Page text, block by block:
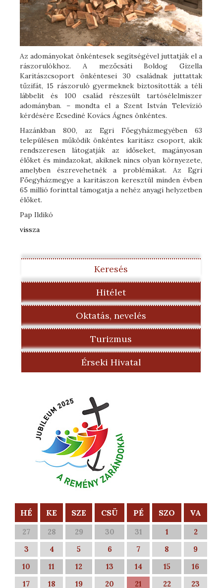
Az adományokat önkéntesek segítségével juttatják el a
rászorulókhoz. A mezőcsáti Boldog Gizella
Karitászcsoport önkéntesei 30 családnak juttattak
tűzifát, 15 rászoruló gyermeknek biztosították a téli
lábbelit és 100 család részesült tartósélelmiszer
adományban. – mondta el a Szent István Televízió
kérdésére Ecsediné Kovács Ágnes önkéntes.
Hazánkban 800, az Egri Főegyházmegyében 63
településen működik önkéntes karitász csoport, akik
rendszeresen látogatják az időseket, magányosan
élőket és mindazokat, akiknek nincs olyan környezete,
amelyben észrevehetnék a problémákat. Az Egri
Főegyházmegye a karitászon keresztül minden évben
65 millió forinttal támogatja a nehéz anyagi helyzetben
élőket.
Pap Ildikó
vissza
Keresés
Hitélet
Oktatás, nevelés
Turizmus
Érseki Hivatal
HÉ KE SZE CSÜ PÉ SZO VA
27 28 29 30 31 1
2
3
4 5 6 7 8
9
10
11 12 13 14 15
16
17
18 19 20 21 22
23